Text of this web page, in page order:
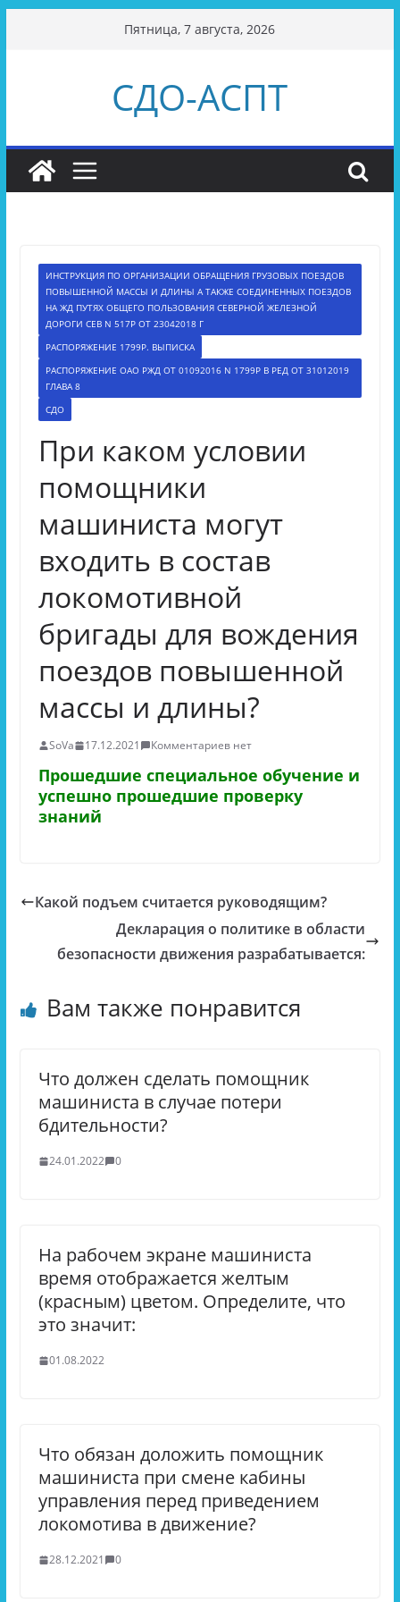
Пятница, 7 августа, 2026
СДО-АСПТ
ИНСТРУКЦИЯ ПО ОРГАНИЗАЦИИ ОБРАЩЕНИЯ ГРУЗОВЫХ ПОЕЗДОВ
ПОВЫШЕННОЙ МАССЫ И ДЛИНЫ А ТАКЖЕ СОЕДИНЕННЫХ ПОЕЗДОВ
НА ЖД ПУТЯХ ОБЩЕГО ПОЛЬЗОВАНИЯ СЕВЕРНОЙ ЖЕЛЕЗНОЙ
ДОРОГИ СЕВ N 517Р ОТ 23042018 Г
РАСПОРЯЖЕНИЕ 1799Р. ВЫПИСКА
РАСПОРЯЖЕНИЕ ОАО РЖД ОТ 01092016 N 1799Р В РЕД ОТ 31012019
ГЛАВА 8
СДО
При каком условии
помощники
машиниста могут
входить в состав
локомотивной
бригады для вождения
поездов повышенной
массы и длины?
SoVa 17.12.2021 Комментариев нет
Прошедшие специальное обучение и
успешно прошедшие проверку
знаний
Какой подъем считается руководящим?
Декларация о политике в области
безопасности движения разрабатывается:
Вам также понравится
Что должен сделать помощник
машиниста в случае потери
бдительности?
24.01.2022 0
На рабочем экране машиниста
время отображается желтым
(красным) цветом. Определите, что
это значит:
01.08.2022
Что обязан доложить помощник
машиниста при смене кабины
управления перед приведением
локомотива в движение?
28.12.2021 0